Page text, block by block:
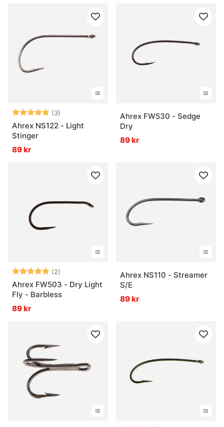
Betyg: (3)
5.0 utav 5 stjärnor
Ahrex NS122 - Light
Stinger
89 kr
Ahrex FW530 - Sedge
Dry
89 kr
Betyg: (2)
5.0 utav 5 stjärnor
Ahrex FW503 - Dry Light
Fly - Barbless
89 kr
Ahrex NS110 - Streamer
S/E
89 kr